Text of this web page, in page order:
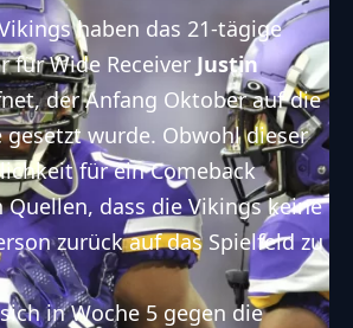
haben das 21-tägige
für Wide Receiver Justin
der Anfang Oktoberauf die
gesetztwurde. Obwohl dieser
für ein Comeback
Quellen, dass die Vikings keine
zurück auf das Spielfeld zu
in Woche 5 gegen die